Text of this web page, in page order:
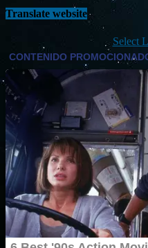
Translate website
Select